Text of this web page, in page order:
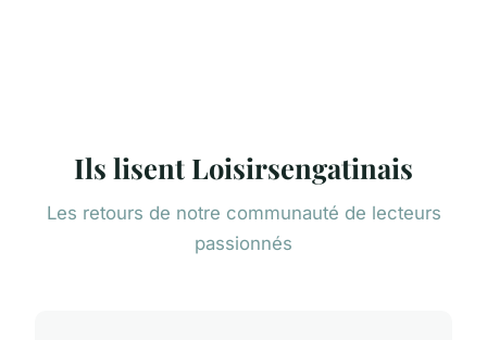
Ils lisent Loisirsengatinais
Les retours de notre communauté de lecteurs
passionnés